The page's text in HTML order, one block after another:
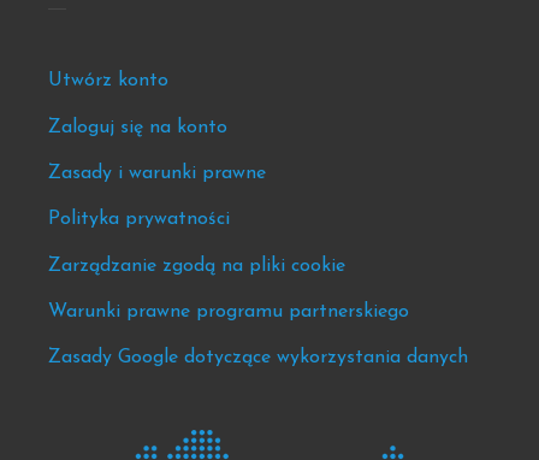
Footer
news
&
events
Utwórz konto
Zaloguj się na konto
Zasady i warunki prawne
Polityka prywatności
Zarządzanie zgodą na pliki cookie
Warunki prawne programu partnerskiego
Zasady Google dotyczące wykorzystania danych